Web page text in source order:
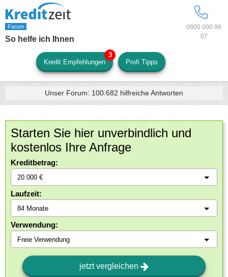
0800 000 98
07
So helfe ich Ihnen
Kredit Empfehlungen Profi Tipps
Unser Forum: 100.682 hilfreiche Antworten
Starten Sie hier unverbindlich und
kostenlos Ihre Anfrage
Kreditbetrag:
Laufzeit:
Verwendung:
jetzt vergleichen